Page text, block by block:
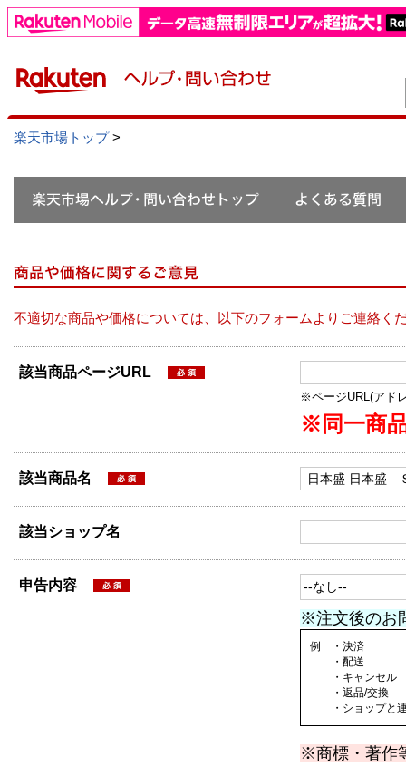
楽天市場トップ>
不適切な商品や価格については、以下のフォームよりご連絡く
該当商品ページURL
※ページURL(アド
※同一商
該当商品名
該当ショップ名
申告内容
※注文後のお
例 ・決済
・配送
・キャンセル
・返品/交換
・ショップと連
※商標・著作